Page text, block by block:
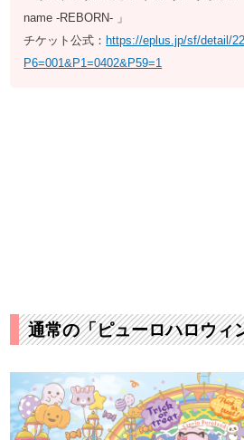
name -REBORN- 」
チケット公式： https://eplus.jp/sf/detail/
P6=001&P1=0402&P59=1
通常の「ピューロハロウィ